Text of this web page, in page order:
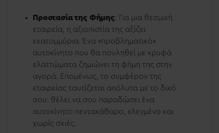
Προστασία της Φήμης: Για μια θεσμική
εταιρεία, η αξιοπιστία της αξίζει
εκατομμύρια. Ένα «προβληματικό»
αυτοκίνητο που θα πουληθεί με κρυφά
ελαττώματα ζημιώνει τη φήμη της στην
αγορά. Επομένως, το συμφέρον της
εταιρείας ταυτίζεται απόλυτα με το δικό
σου: θέλει να σου παραδώσει ένα
αυτοκίνητο πεντακάθαρο, ελεγμένο και
χωρίς σκιές.